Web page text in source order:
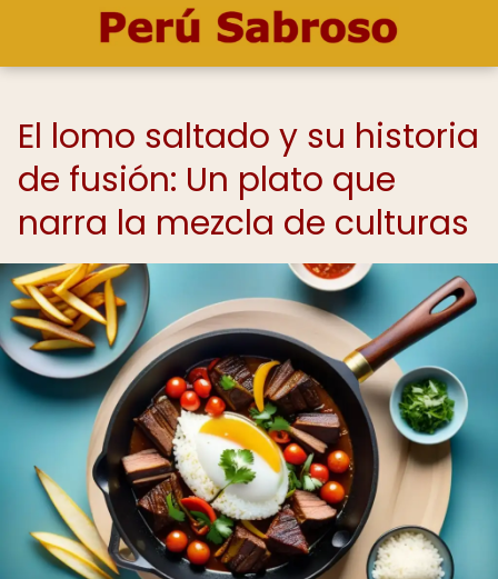
El lomo saltado y su historia
de fusión: Un plato que
narra la mezcla de culturas